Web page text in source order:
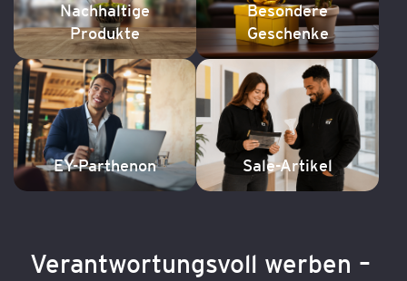
Nachhaltige
Produkte
Besondere
Geschenke
EY-Parthenon Sale-Artikel
Verantwortungsvoll werben –